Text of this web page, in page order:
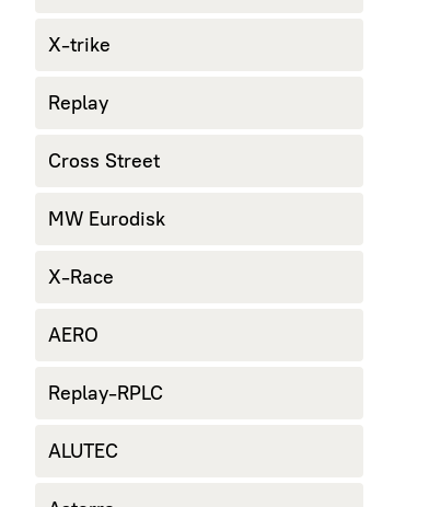
X-trike
Replay
Cross Street
MW Eurodisk
X-Race
AERO
Replay-RPLC
ALUTEC